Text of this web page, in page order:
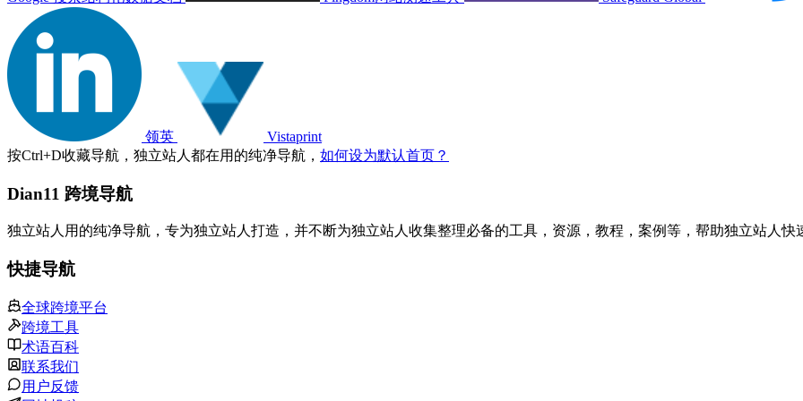
领英
Vistaprint
按Ctrl+D收藏导航，独立站人都在用的纯净导航， 如何设为默认首页？
Dian11 跨境导航
独立站人用的纯净导航，专为独立站人打造，并不断为独立站人收集整理必备的工具，资源，教程，案例等，帮助独立站人快
快捷导航
全球跨境平台
跨境工具
术语百科
联系我们
用户反馈